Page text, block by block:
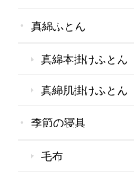
真綿ふとん
真綿本掛けふとん
真綿肌掛けふとん
季節の寝具
毛布